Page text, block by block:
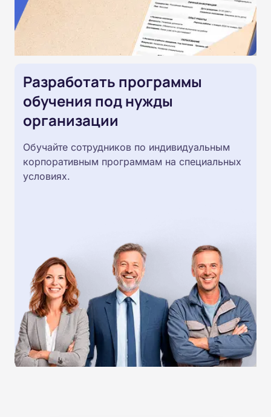
Разработать программы
обучения под нужды
организации
Обучайте сотрудников по индивидуальным
корпоративным программам на специальных
условиях.